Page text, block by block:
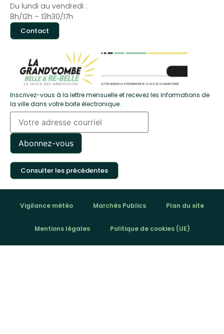
Du lundi au vendredi :
8h/12h – 13h30/17h
Contact
Inscrivez-vous à la lettre mensuelle et recevez les informations de
la ville dans votre boite électronique.
Consulter les précédentes
Vigilance météo Marchés Publics Plan du site
Mentions légales Politique de cookies (UE)